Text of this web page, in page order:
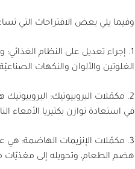
وفيما يلي بعض الاقتراحات التي
1. إجراء تعديل على النظام الغذائي:
الغلوتين والألوان والنكهات الصناعيّة
2. مكمّلات البروبيوتيك:
في استعادة توازن بكتيريا الأمعاء
3. مكمّلات الإنزيمات الهاضمة: هي
هضم الطعام، وتحويله إلى